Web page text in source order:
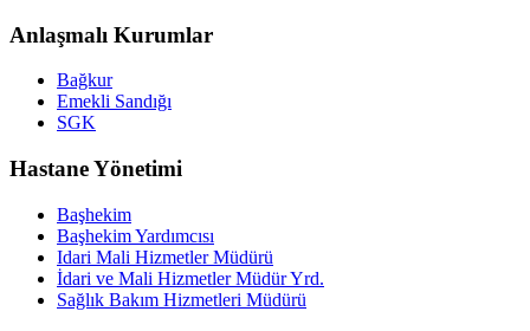
Anlaşmalı Kurumlar
Bağkur
Emekli Sandığı
SGK
Hastane Yönetimi
Başhekim
Başhekim Yardımcısı
Idari Mali Hizmetler Müdürü
İdari ve Mali Hizmetler Müdür Yrd.
Sağlık Bakım Hizmetleri Müdürü